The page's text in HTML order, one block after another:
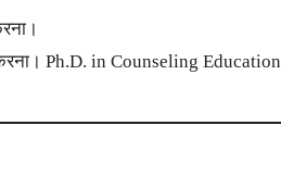
करना। Ph.D. in Counseling Education